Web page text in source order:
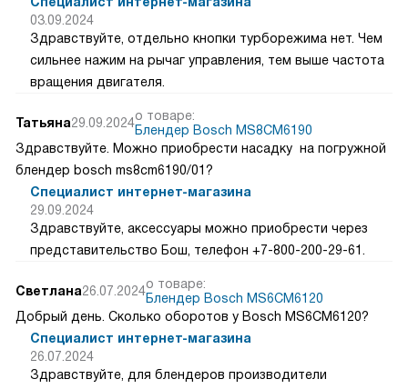
03.09.2024
Здравствуйте, отдельно кнопки турборежима нет. Чем
сильнее нажим на рычаг управления, тем выше частота
вращения двигателя.
Татьяна29.09.2024о товаре:
Блендер Bosch MS8CM6190
Здравствуйте. Можно приобрести насадку на погружной
блендер bosch ms8cm6190/01?
Специалист интернет-магазина
29.09.2024
Здравствуйте, аксессуары можно приобрести через
представительство Бош, телефон +7-800-200-29-61.
Светлана26.07.2024о товаре:
Блендер Bosch MS6CM6120
Добрый день. Сколько оборотов у Bosch MS6CM6120?
Специалист интернет-магазина
26.07.2024
Здравствуйте, для блендеров производители